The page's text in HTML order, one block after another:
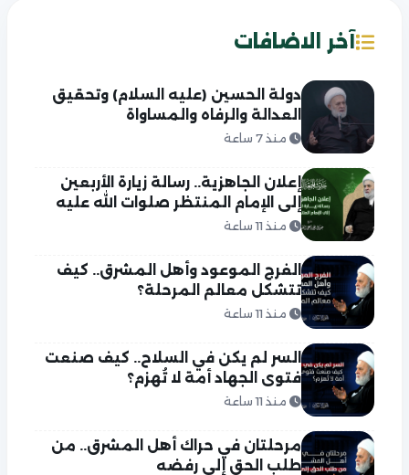
آخر الاضافات
دولة الحسين (عليه السلام) وتحقيق
العدالة والرفاه والمساواة
منذ 7 ساعة
إعلان الجاهزية.. رسالة زيارة الأربعين
إلى الإمام المنتظر صلوات الله عليه
منذ 11 ساعة
الفرج الموعود وأهل المشرق.. كيف
تتشكل معالم المرحلة؟
منذ 11 ساعة
السر لم يكن في السلاح.. كيف صنعت
فتوى الجهاد أمة لا تُهزم؟
منذ 11 ساعة
مرحلتان في حراك أهل المشرق.. من
طلب الحق إلى رفضه